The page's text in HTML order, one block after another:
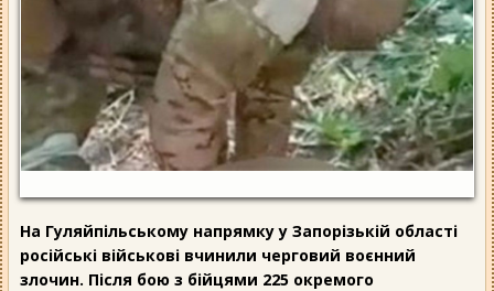
На Гуляйпільському напрямку у Запорізькій області
російські військові вчинили черговий воєнний
злочин. Після бою з бійцями 225 окремого